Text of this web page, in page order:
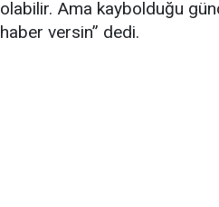
olabilir. Ama kaybolduğu
haber versin” dedi.